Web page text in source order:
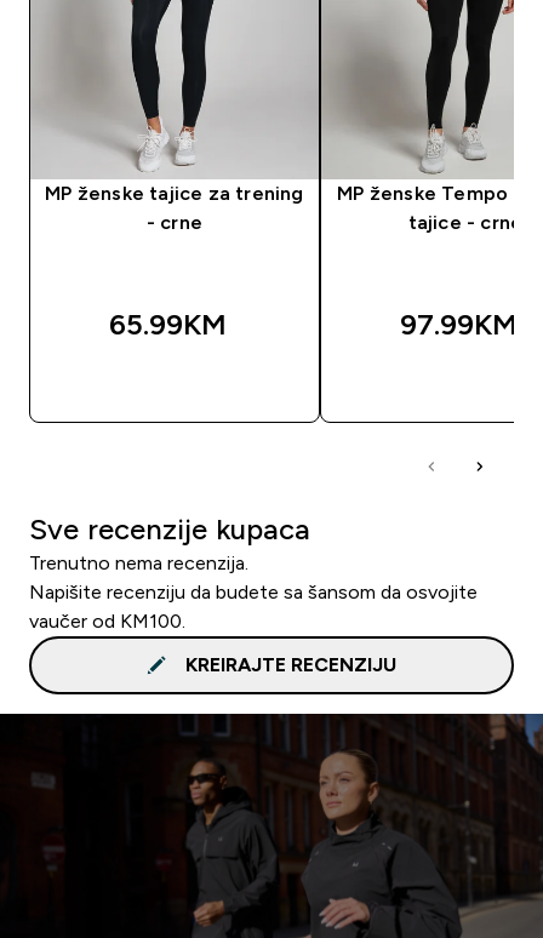
MP ženske tajice za trening
- crne
65.99KM‎
MP ženske Tempo
tajice - crne
97.99KM‎
Sve recenzije kupaca
Trenutno nema recenzija.
Napišite recenziju da budete sa šansom da osvojite
vaučer od KM100.
KREIRAJTE RECENZIJU